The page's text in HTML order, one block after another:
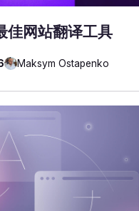
佳网站翻译工具
Maksym Ostapenko